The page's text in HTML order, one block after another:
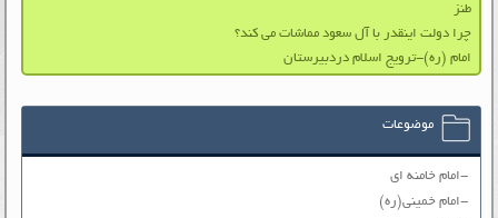
طنز
چرا دولت اینقدر با آل سعود مماشات می کند؟
امام (ره)-ترویج اسلام دردبیرستان
موضوعات
-امام خامنه ای
-امام خمینی(ره)